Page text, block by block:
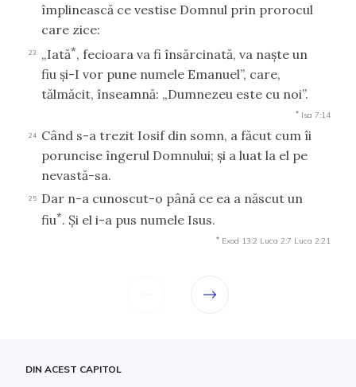
împlinească ce vestise Domnul prin prorocul
care zice:
23 „Iată*, fecioara va fi însărcinată, va naşte un
fiu şi-I vor pune numele Emanuel”, care,
tălmăcit, înseamnă: „Dumnezeu este cu noi”.
* Isa 7:14
24
Când s-a trezit Iosif din somn, a făcut cum îi
poruncise îngerul Domnului; şi a luat la el pe
nevastă-sa.
25
Dar n-a cunoscut-o până ce ea a născut un
fiu*. Şi el i-a pus numele Isus.
* Exod 13:2 Luca 2:7 Luca 2:21
DIN ACEST CAPITOL